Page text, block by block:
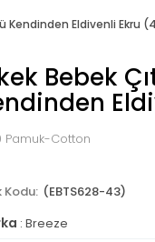
Kendinden Eldivenli Ekru
Bebek
Pamuk-Cotton
(EBTS628-43)
: Breeze